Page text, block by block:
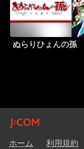
ぬらりひょんの孫
ホーム 利用規約